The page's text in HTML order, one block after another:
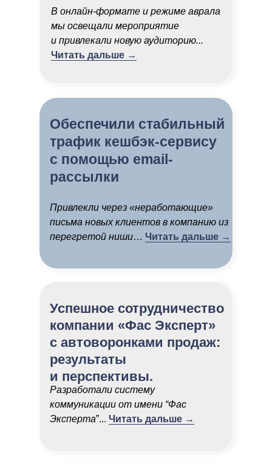
В онлайн-формате и режиме аврала
мы освещали мероприятие
и привлекали новую аудиторию...
Читать дальше →
Успешное сотрудничество
компании «Фас Эксперт»
с автоворонками продаж:
результаты
и перспективы.
Разработали систему
коммуникации от имени “Фас
Эксперта”... Читать дальше →
Обеспечили стабильный
трафик кешбэк-сервису
с помощью email-
рассылки
Привлекли через «неработающие»
письма новых клиентов в компанию из
перегретой ниши… Читать дальше →